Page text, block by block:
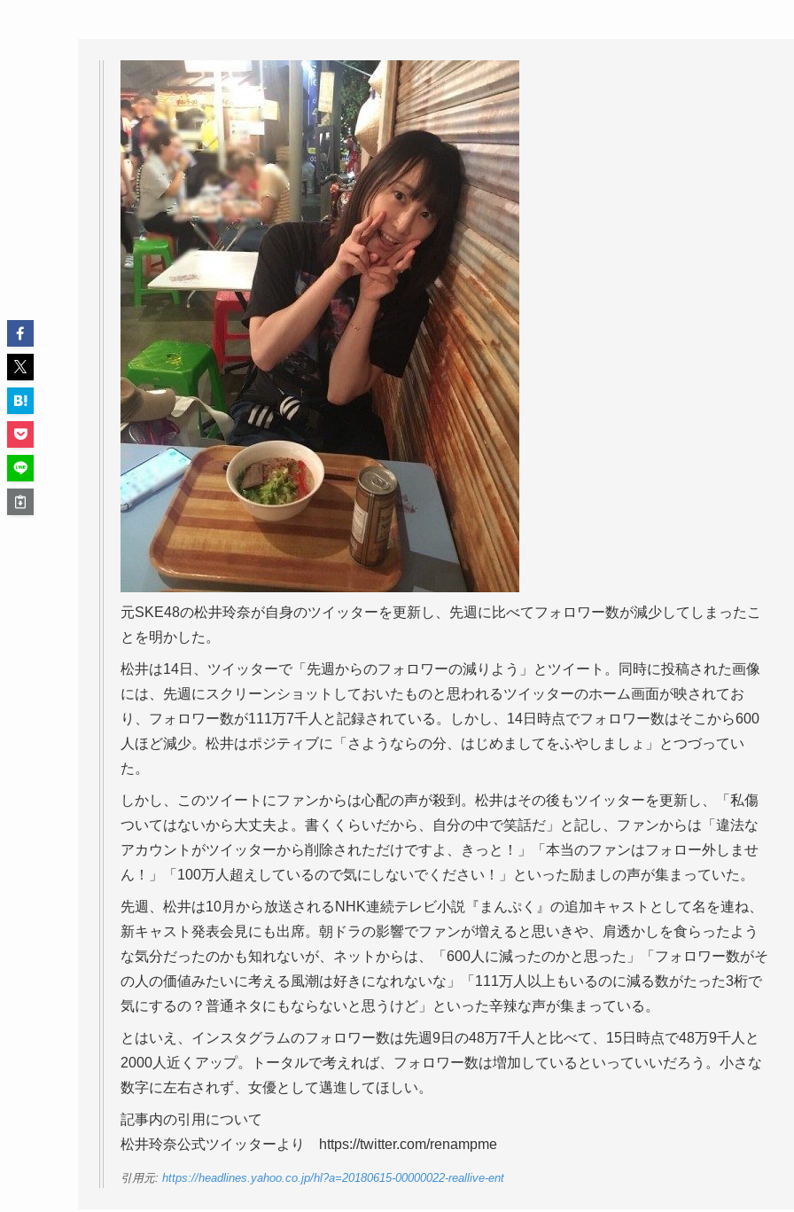
元SKE48の松井玲奈が自身のツイッターを更新し、先週に比べてフォロワー数が減少してしまったこ
とを明かした。
松井は14日、ツイッターで「先週からのフォロワーの減りよう」とツイート。同時に投稿された画像
には、先週にスクリーンショットしておいたものと思われるツイッターのホーム画面が映されてお
り、フォロワー数が111万7千人と記録されている。しかし、14日時点でフォロワー数はそこから600
人ほど減少。松井はポジティブに「さようならの分、はじめましてをふやしましょ」とつづってい
た。
しかし、このツイートにファンからは心配の声が殺到。松井はその後もツイッターを更新し、「私傷
ついてはないから大丈夫よ。書くくらいだから、自分の中で笑話だ」と記し、ファンからは「違法な
アカウントがツイッターから削除されただけですよ、きっと！」「本当のファンはフォロー外しませ
ん！」「100万人超えしているので気にしないでください！」といった励ましの声が集まっていた。
先週、松井は10月から放送されるNHK連続テレビ小説『まんぷく』の追加キャストとして名を連ね、
新キャスト発表会見にも出席。朝ドラの影響でファンが増えると思いきや、肩透かしを食らったよう
な気分だったのかも知れないが、ネットからは、「600人に減ったのかと思った」「フォロワー数がそ
の人の価値みたいに考える風潮は好きになれないな」「111万人以上もいるのに減る数がたった3桁で
気にするの？普通ネタにもならないと思うけど」といった辛辣な声が集まっている。
とはいえ、インスタグラムのフォロワー数は先週9日の48万7千人と比べて、15日時点で48万9千人と
2000人近くアップ。トータルで考えれば、フォロワー数は増加しているといっていいだろう。小さな
数字に左右されず、女優として邁進してほしい。
記事内の引用について
松井玲奈公式ツイッターより https://twitter.com/renampme
引用元: https://headlines.yahoo.co.jp/hl?a=20180615-00000022-reallive-ent